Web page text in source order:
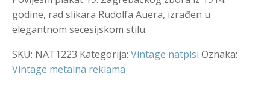
godine, rad slikara Rudolfa Auera, izrađen u
elegantnom secesijskom stilu.
SKU: NAT1223 Kategorija: Vintage natpisi Oznaka:
Vintage metalna reklama